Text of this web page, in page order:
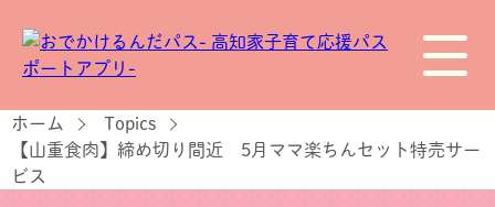
ホーム
Topics
【山重食肉】締め切り間近 5月ママ楽ちんセット特売サー
ビス